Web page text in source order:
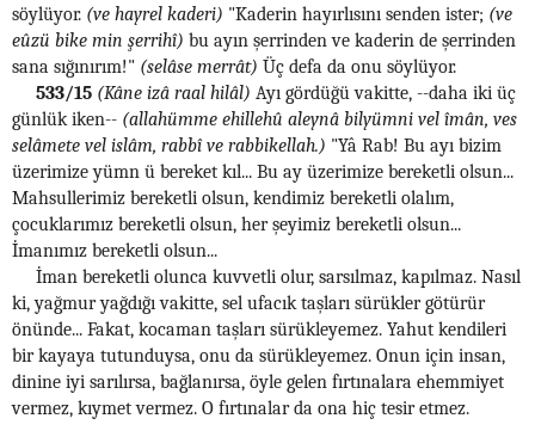
söylüyor. (ve hayrel kaderi) "Kaderin hayırlısını senden ister; (ve
eûzü bike min şerrihî) bu ayın şerrinden ve kaderin de şerrinden
sana sığınırım!" (selâse merrât) Üç defa da onu söylüyor.
533/15 (Kâne izâ raal hilâl) Ayı gördüğü vakitte, --daha iki üç
günlük iken-- (allahümme ehillehû aleynâ bilyümni vel îmân, ves
selâmete vel islâm, rabbî ve rabbikellah.) "Yâ Rab! Bu ayı bizim
üzerimize yümn ü bereket kıl... Bu ay üzerimize bereketli olsun...
Mahsullerimiz bereketli olsun, kendimiz bereketli olalım,
çocuklarımız bereketli olsun, her şeyimiz bereketli olsun...
İmanımız bereketli olsun...
İman bereketli olunca kuvvetli olur, sarsılmaz, kapılmaz. Nasıl
ki, yağmur yağdığı vakitte, sel ufacık taşları sürükler götürür
önünde... Fakat, kocaman taşları sürükleyemez. Yahut kendileri
bir kayaya tutunduysa, onu da sürükleyemez. Onun için insan,
dinine iyi sarılırsa, bağlanırsa, öyle gelen fırtınalara ehemmiyet
vermez, kıymet vermez. O fırtınalar da ona hiç tesir etmez.